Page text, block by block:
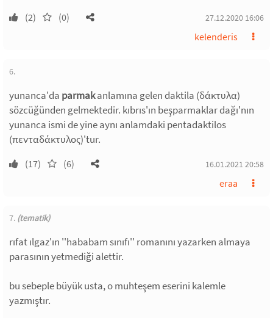
(2) (0) 27.12.2020 16:06
kelenderis
6.
yunanca'da parmakanlamına gelen daktila (δάκτυλα)
sözcüğünden gelmektedir. kıbrıs'ın beşparmaklar dağı'nın
yunanca ismi de yine aynı anlamdaki pentadaktilos
(πενταδάκτυλος)'tur.
(17) (6) 16.01.2021 20:58
eraa
7. (tematik)
rıfat ılgaz'ın ''hababam sınıfı'' romanını yazarken almaya
parasının yetmediği alettir.
bu sebeple büyük usta, o muhteşem eserini kalemle
yazmıştır.